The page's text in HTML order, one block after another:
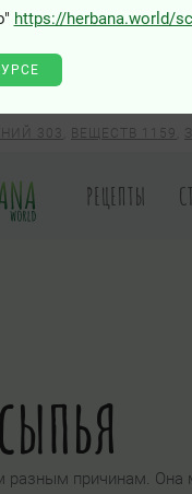
https://herbana.world/
303 ВЕЩЕСТВ 1159
РЕЦЕПТЫ
причинам. Она